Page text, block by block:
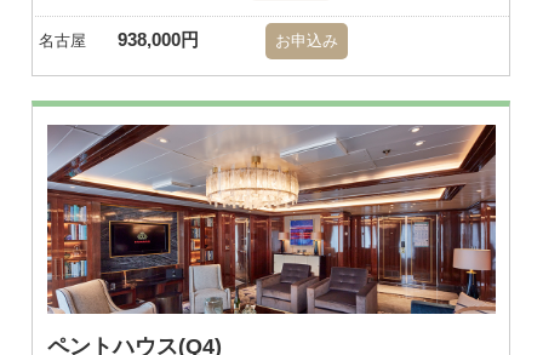
名古屋 938,000円 お申込み
ペントハウス(Q4)